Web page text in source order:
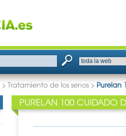
> Tratamiento de los senos > Purelan
PURELAN 100 CUIDADO